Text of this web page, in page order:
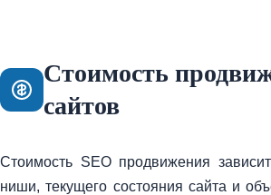
Стоимость
сайтов
Стоимость SEO продвижения
ниши, текущего состояния сайта и